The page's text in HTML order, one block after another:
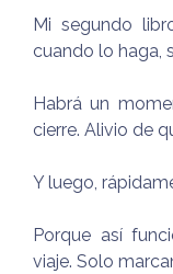
Mi segundo
cuando lo haga,
Habrá un
cierre. Alivio de
Y luego,
Porque así
viaje. Solo